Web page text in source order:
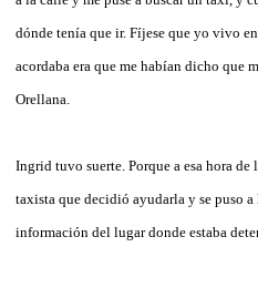
dónde tenía que ir. Fíjese que yo vivo
acordaba era que me habían dicho que
Orellana.
Ingrid tuvo suerte. Porque a esa hora de
taxista que decidió ayudarla y se puso
información del lugar donde estaba